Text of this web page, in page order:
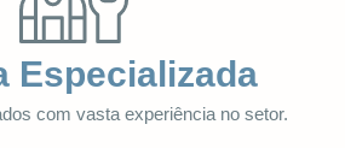
Especializada
com vasta experiência no setor.